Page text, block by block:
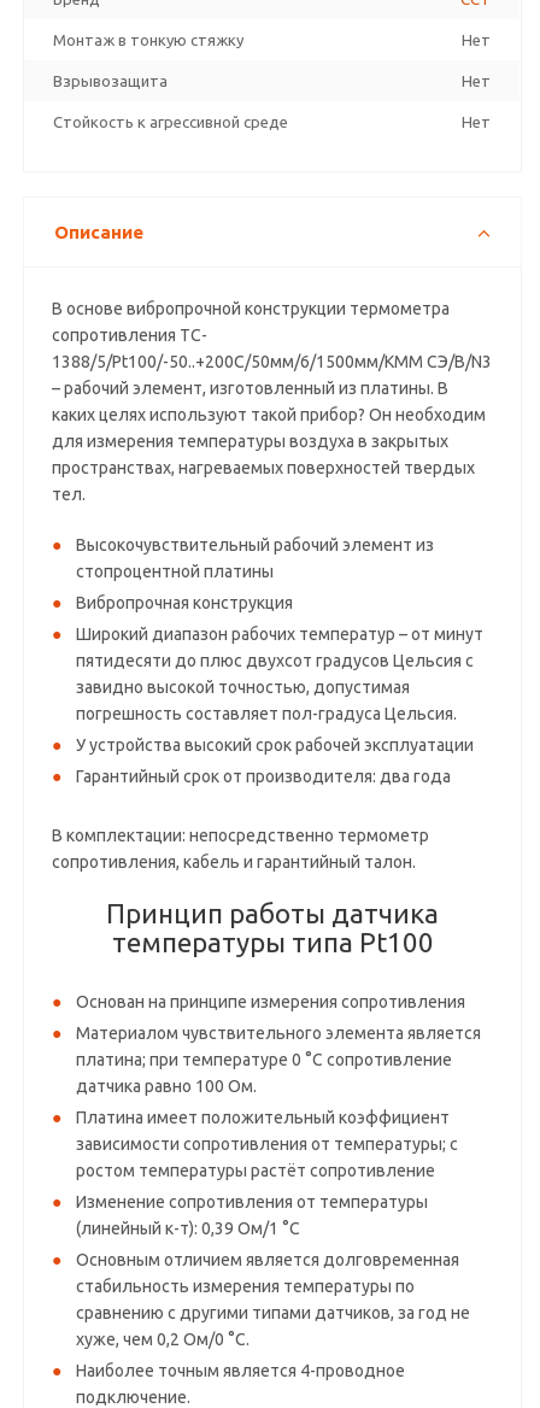
Монтаж в тонкую стяжку Нет
Взрывозащита Нет
Стойкость к агрессивной среде Нет
Описание
В основе вибропрочной конструкции термометра
сопротивления ТС-
1388/5/Pt100/-50..+200C/50мм/6/1500мм/КММ СЭ/В/N3
– рабочий элемент, изготовленный из платины. В
каких целях используют такой прибор? Он необходим
для измерения температуры воздуха в закрытых
пространствах, нагреваемых поверхностей твердых
тел.
Высокочувствительный рабочий элемент из
стопроцентной платины
Вибропрочная конструкция
Широкий диапазон рабочих температур – от минут
пятидесяти до плюс двухсот градусов Цельсия с
завидно высокой точностью, допустимая
погрешность составляет пол-градуса Цельсия.
У устройства высокий срок рабочей эксплуатации
Гарантийный срок от производителя: два года
В комплектации: непосредственно термометр
сопротивления, кабель и гарантийный талон.
Принцип работы датчика
температуры типа Pt100
Основан на принципе измерения сопротивления
Материалом чувствительного элемента является
платина; при температуре 0 °C сопротивление
датчика равно 100 Ом.
Платина имеет положительный коэффициент
зависимости сопротивления от температуры; с
ростом температуры растёт сопротивление
Изменение сопротивления от температуры
(линейный к-т): 0,39 Ом/1 °C
Основным отличием является долговременная
стабильность измерения температуры по
сравнению с другими типами датчиков, за год не
хуже, чем 0,2 Ом/0 °C.
Наиболее точным является 4-проводное
подключение.